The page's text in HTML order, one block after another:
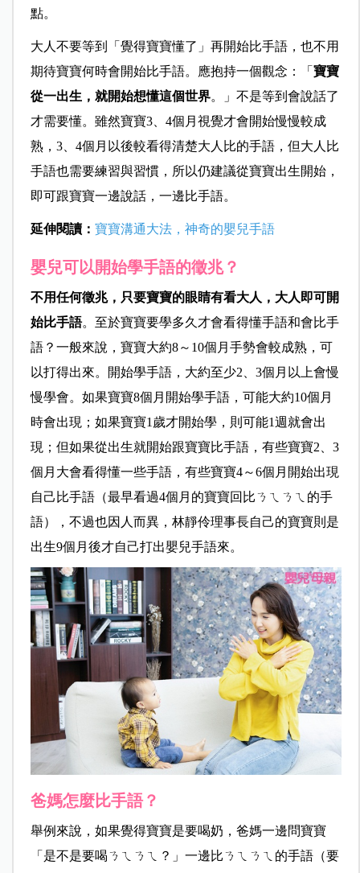
點。
大人不要等到「覺得寶寶懂了」再開始比手語，也不用
期待寶寶何時會開始比手語。應抱持一個觀念：「 寶寶
從一出生，就開始想懂這個世界。」不是等到會說話了
才需要懂。雖然寶寶3、4個月視覺才會開始慢慢較成
熟，3、4個月以後較看得清楚大人比的手語，但大人比
手語也需要練習與習慣，所以仍建議從寶寶出生開始，
即可跟寶寶一邊說話，一邊比手語。
延伸閱讀： 寶寶溝通大法，神奇的嬰兒手語
嬰兒可以開始學手語的徵兆？
不用任何徵兆，只要寶寶的眼睛有看大人，大人即可開
始比手語。至於寶寶要學多久才會看得懂手語和會比手
語？一般來說，寶寶大約8～10個月手勢會較成熟，可
以打得出來。開始學手語，大約至少2、3個月以上會慢
慢學會。如果寶寶8個月開始學手語，可能大約10個月
時會出現；如果寶寶1歲才開始學，則可能1週就會出
現；但如果從出生就開始跟寶寶比手語，有些寶寶2、3
個月大會看得懂一些手語，有些寶寶4～6個月開始出現
自己比手語（最早看過4個月的寶寶回比ㄋㄟㄋㄟ的手
語），不過也因人而異，林靜伶理事長自己的寶寶則是
出生9個月後才自己打出嬰兒手語來。
爸媽怎麼比手語？
舉例來說，如果覺得寶寶是要喝奶，爸媽一邊問寶寶
「是不是要喝ㄋㄟㄋㄟ？」一邊比ㄋㄟㄋㄟ的手語（要